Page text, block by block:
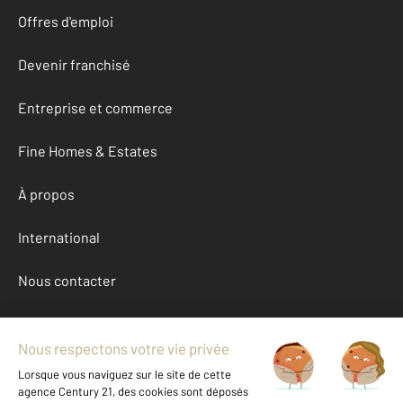
Offres d'emploi
Devenir franchisé
Entreprise et commerce
Fine Homes & Estates
À propos
International
Nous contacter
Mentions légales & CGU et Barèmes d'honoraires
Données personnelles